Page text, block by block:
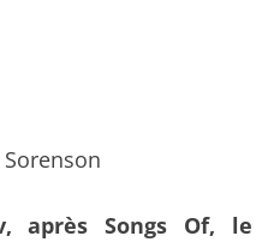
après Songs Of, le